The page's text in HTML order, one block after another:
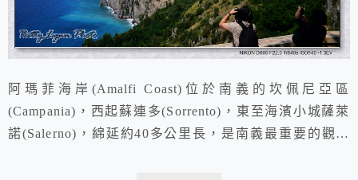
阿瑪菲海岸(Amalfi Coast)位於南義的坎佩尼亞區
(Campania)，西起蘇連多(Sorrento)，東至海濱小城薩萊
諾(Salerno)，綿延約40多公里長，是南義最重要的觀光